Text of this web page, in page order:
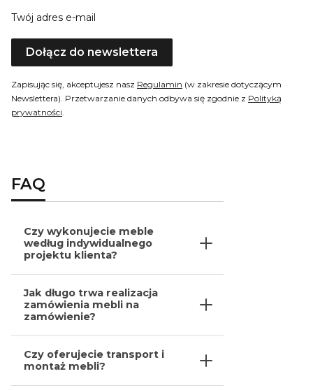
Twój adres e-mail
Dołącz do newslettera
Zapisując się, akceptujesz nasz Regulamin (w zakresie dotyczącym
Newslettera). Przetwarzanie danych odbywa się zgodnie z Polityką
prywatności
FAQ
Czy wykonujecie meble
według indywidualnego
projektu klienta?
Jak długo trwa realizacja
zamówienia mebli na
zamówienie?
Czy oferujecie transport i
montaż mebli?